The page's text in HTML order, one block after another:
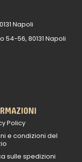
Napoli
54-56, 80131 Napoli
Policy
e condizioni del
sulle spedizioni